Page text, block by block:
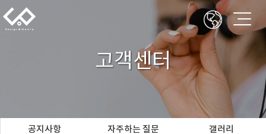
고객센터
공지사항 자주하는 질문 갤러리